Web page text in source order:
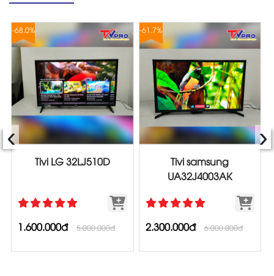
-68.0%
Tivi LG 32LJ510D
1.600.000đ 5.000.000đ
-61.7%
Tivi samsung
UA32J4003AK
2.300.000đ 6.000.000đ
‹ ›